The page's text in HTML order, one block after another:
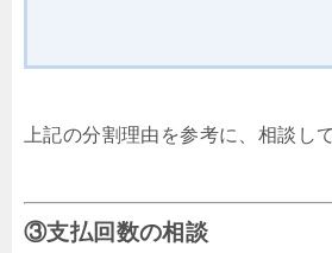
上記の分割理由を参考に、相談し
③支払回数の相談